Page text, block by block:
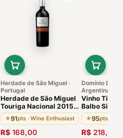
Herdade de São Miguel ·
Portugal
Herdade de São Miguel
Touriga Nacional 2015
Vinho Portugês Alentejo
★91pts · Wine Enthusiast
R$ 168,00
Domínio Del
Argentina
Vinho Tinto
Balbo
2019
de Cuyo
★95pts ·
R$ 218,00